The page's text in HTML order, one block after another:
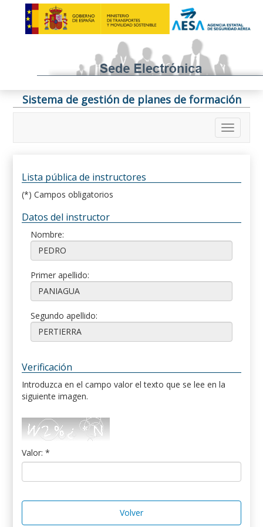
Sistema de gestión de planes de formación
Lista pública de instructores
(*) Campos obligatorios
Datos del instructor
Nombre:
Primer apellido:
Segundo apellido:
Verificación
Introduzca en el campo valor el texto que se lee en la
siguiente imagen.
Valor: *
Volver